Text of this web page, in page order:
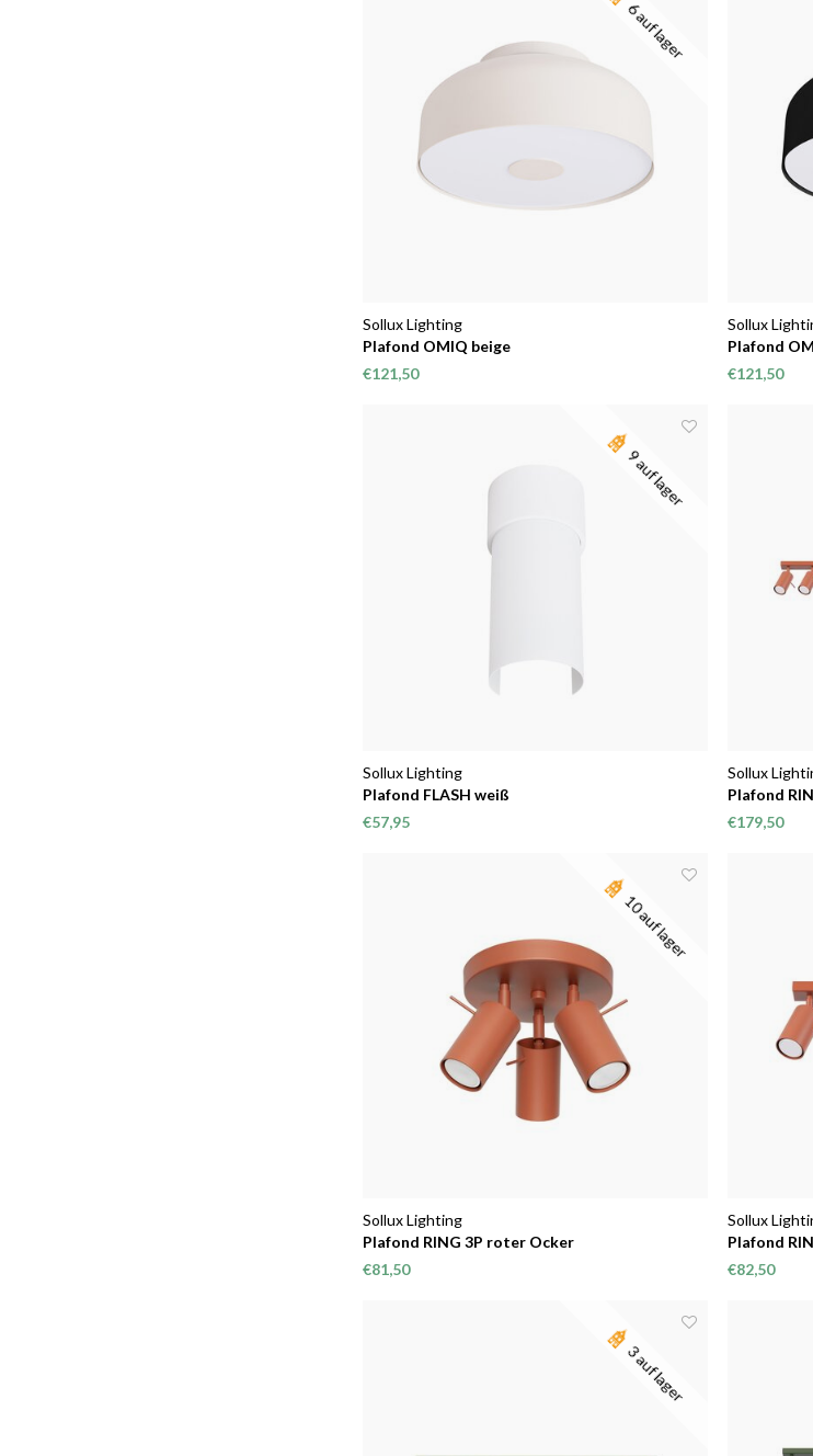
6 auf lager
Sollux Lighting
Plafond OMIQ beige
€121,50
Sollux
Plafond
€121,50
9 auf lager
Sollux Lighting
Plafond FLASH weiß
€57,95
Sollux
Plafond
€179,50
10 auf lager
Sollux Lighting
Plafond RING 3P roter Ocker
€81,50
Sollux
Plafond
€82,50
3 auf lager